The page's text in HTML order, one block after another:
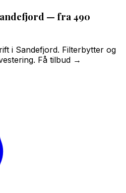
— fra 490
i Sandefjord. Filterbytter og
Få tilbud →